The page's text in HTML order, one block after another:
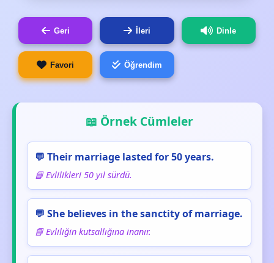
Geri İleri Dinle
Favori Öğrendim
📖 Örnek Cümleler
💬 Their marriage lasted for 50 years.
📘 Evlilikleri 50 yıl sürdü.
💬 She believes in the sanctity of marriage.
📘 Evliliğin kutsallığına inanır.